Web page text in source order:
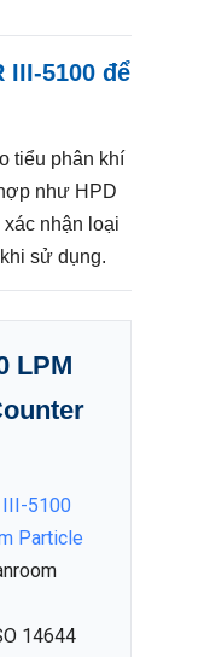
III-5100 để
tiểu phân khí
như HPD
xác nhận loại
sử dụng.
LPM
III-5100
Particle
14644